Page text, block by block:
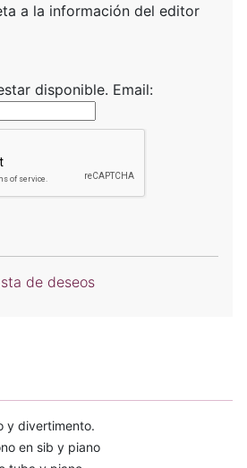
a la información del editor
disponible. Email:
de deseos
y divertimento.
en sib y piano